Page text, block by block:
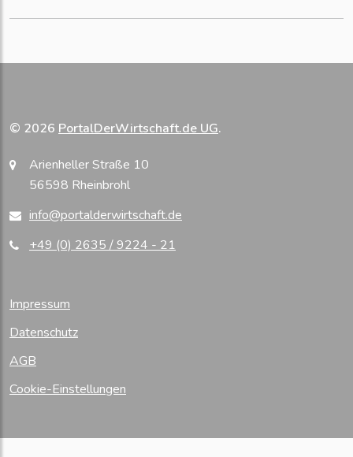
© 2026 PortalDerWirtschaft.de UG.
Arienheller Straße 10
56598 Rheinbrohl
info@portalderwirtschaft.de
+49 (0) 2635 / 9224 - 21
Impressum
Datenschutz
AGB
Cookie-Einstellungen